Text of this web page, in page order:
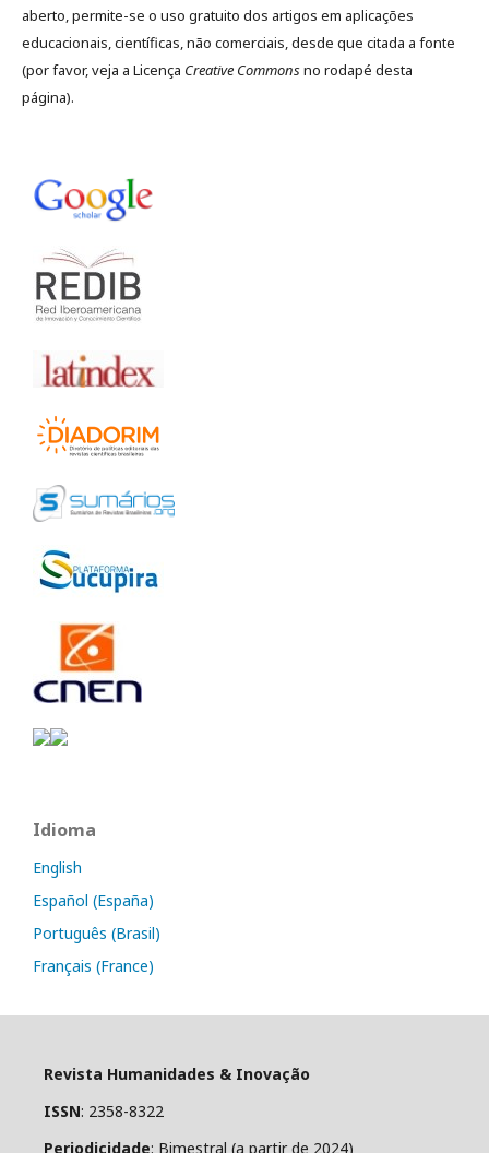
aberto, permite-se o uso gratuito dos artigos em aplicações
educacionais, científicas, não comerciais, desde que citada a fonte
(por favor, veja a Licença Creative Commonsno rodapé desta
página).
Idioma
English
Español (España)
Português (Brasil)
Français (France)
Revista Humanidades & Inovação
ISSN: 2358-8322
Periodicidade: Bimestral (a partir de 2024)